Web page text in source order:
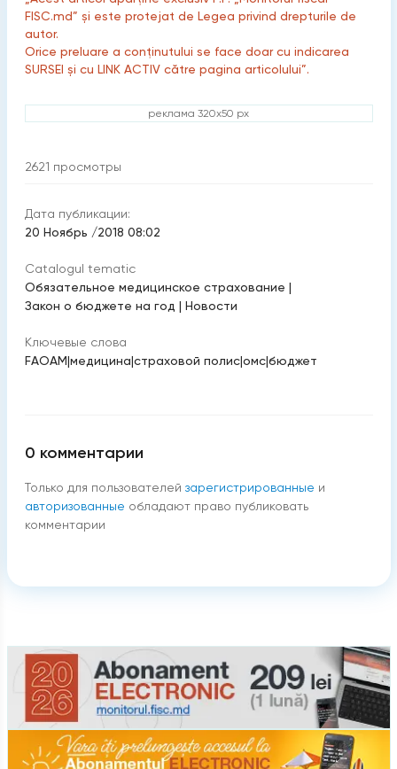
FISC.md” și este protejat de Legea privind drepturile de
autor.
Orice preluare a conținutului se face doar cu indicarea
SURSEI și cu LINK ACTIV către pagina articolului”.
реклама 320x50 px
2621 просмотры
Дата публикации:
20 Ноябрь /2018 08:02
Catalogul tematic
Обязательное медицинское страхование |
Закон о бюджете на год | Новости
Ключевые слова
FAOAM|медицина|страховой полис|омс|бюджет
0 комментарии
Только для пользователей зарегистрированные и
авторизованные обладают право публиковать
комментарии